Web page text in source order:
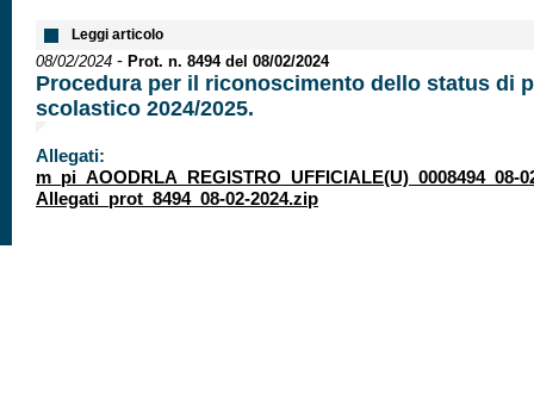
Leggi articolo
08/02/2024 - Prot. n. 8494 del 08/02/2024
Procedura per il riconoscimento dello status di
scolastico 2024/2025.
Allegati:
m_pi_AOODRLA_REGISTRO_UFFICIALE(U)_0008494_08-
Allegati_prot_8494_08-02-2024.zip